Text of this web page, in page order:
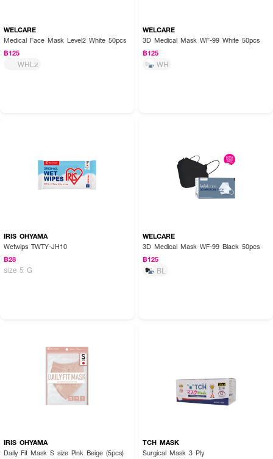
WELCARE
Medical Face Mask Level2 White 50pcs
฿125
WHL2
WELCARE
3D Medical Mask WF-99 White 50pcs
฿125
WH
IRIS OHYAMA
Wetwips TWTY-JH10
฿28
size 5 G
WELCARE
3D Medical Mask WF-99 Black 50pcs
฿125
BL
IRIS OHYAMA
Daily Fit Mask S size Pink Beige (5pcs)
TCH MASK
Surgical Mask 3 Ply